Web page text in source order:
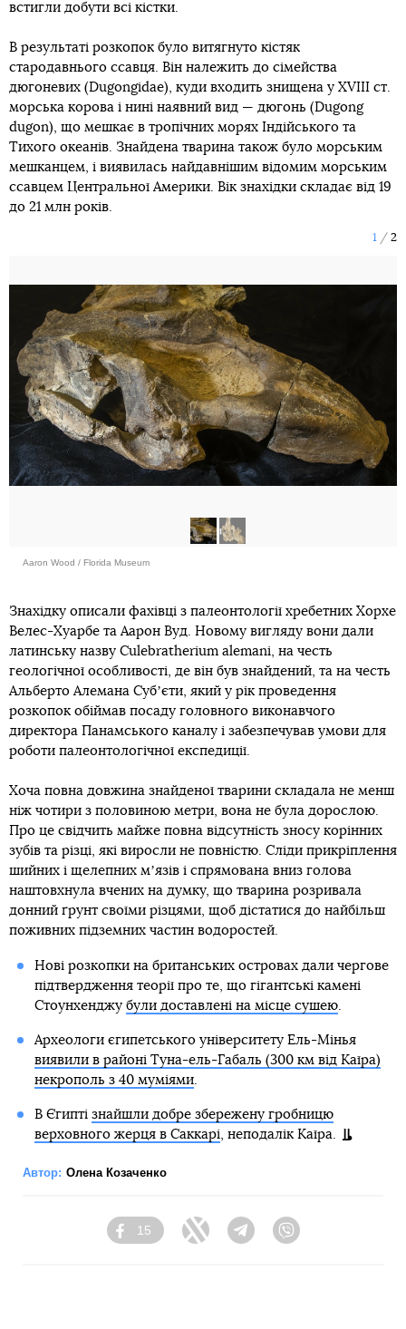
встигли добути всі кістки.
В результаті розкопок було витягнуто кістяк
стародавнього ссавця. Він належить до сімейства
дюгоневих (Dugongidae), куди входить знищена у XVIII ст.
морська корова і нині наявний вид — дюгонь (Dugong
dugon), що мешкає в тропічних морях Індійського та
Тихого океанів. Знайдена тварина також було морським
мешканцем, і виявилась найдавнішим відомим морським
ссавцем Центральної Америки. Вік знахідки складає від 19
до 21 млн років.
1 2
Aaron Wood / Florida Museum
Знахідку описали фахівці з палеонтології хребетних Хорхе
Велес-Хуарбе та Аарон Вуд. Новому вигляду вони дали
латинську назву Culebratherium alemani, на честь
геологічної особливості, де він був знайдений, та на честь
Альберто Алемана Субʼєти, який у рік проведення
розкопок обіймав посаду головного виконавчого
директора Панамського каналу і забезпечував умови для
роботи палеонтологічної експедиції.
Хоча повна довжина знайденої тварини складала не менш
ніж чотири з половиною метри, вона не була дорослою.
Про це свідчить майже повна відсутність зносу корінних
зубів та різці, які виросли не повністю. Сліди прикріплення
шийних і щелепних мʼязів і спрямована вниз голова
наштовхнула вчених на думку, що тварина розривала
донний ґрунт своїми різцями, щоб дістатися до найбільш
поживних підземних частин водоростей.
Нові розкопки на британських островах дали чергове
підтвердження теорії про те, що гігантські камені
Стоунхенджу були доставлені на місце сушею.
Археологи єгипетського університету Ель-Мінья
виявили в районі Туна-ель-Габаль (300 км від Каїра)
некрополь з 40 муміями.
В Єгипті знайшли добре збережену гробницю
верховного жерця в Саккарі , неподалік Каїра.
Автор: Олена Козаченко
Facebook
15
Twitter TelegramViber